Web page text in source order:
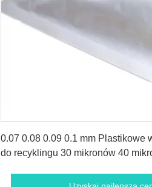
0.07 0.08 0.09 0.1 mm Plastikowe
do recyklingu 30 mikronów 40